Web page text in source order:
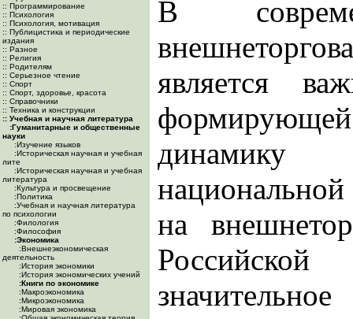
:: Программирование
:: Психология
:: Психология, мотивация
:: Публицистика и периодические
издания
:: Разное
:: Религия
:: Родителям
:: Серьезное чтение
:: Спорт
:: Спорт, здоровье, красота
:: Справочники
:: Техника и конструкции
:: Учебная и научная литература
:Гуманитарные и общественные
науки
:Изучение языков
:Историческая научная и учебная
лите
:Историческая научная и учебная
литература
:Культура и просвещение
:Политика
:Учебная и научная литература
по психологии
:Филология
:Философия
:Экономика
:Внешнеэкономическая
деятельность
:История экономики
:История экономических учений
:Книги по экономике
:Макроэкономика
:Микроэкономика
:Мировая экономика
В
является
динамику
на